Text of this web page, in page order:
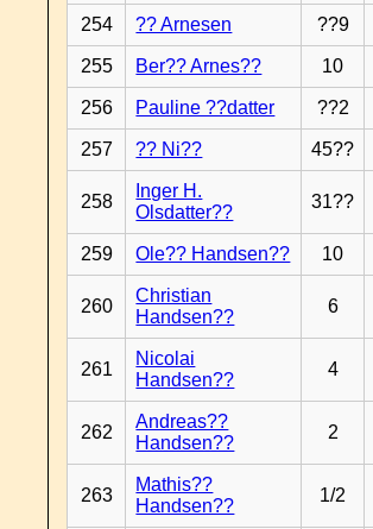
254 ?? Arnesen ??9
255 Ber?? Arnes?? 10
256 Pauline ??datter ??2
257 ?? Ni?? 45??
258
Inger H.
Olsdatter??
31??
259 Ole?? Handsen?? 10
260
Christian
Handsen??
6
261
Nicolai
Handsen??
4
262
Andreas??
Handsen??
2
263
Mathis??
Handsen??
1/2